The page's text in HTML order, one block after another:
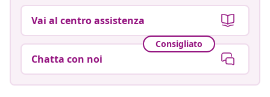
Vai al centro assistenza
Consigliato
Chatta con noi